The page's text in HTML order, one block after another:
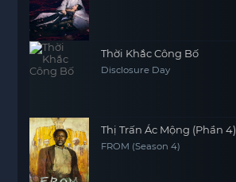
Thời Khắc Công Bố
Disclosure Day
Thị Trấn Ác Mộng (Phần 4)
FROM (Season 4)